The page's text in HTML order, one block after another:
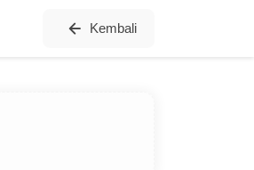
Kembali